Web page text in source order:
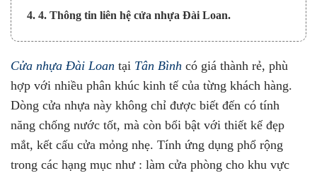
4. 4. Thông tin liên hệ cửa nhựa Đài Loan.
Cửa nhựa Đài Loan tại Tân Bình có giá thành rẻ, phù
hợp với nhiều phân khúc kinh tế của từng khách hàng.
Dòng cửa nhựa này không chỉ được biết đến có tính
năng chống nước tốt, mà còn bổi bật với thiết kế đẹp
mắt, kết cấu cửa mỏng nhẹ. Tính ứng dụng phổ rộng
trong các hạng mục như : làm cửa phòng cho khu vực